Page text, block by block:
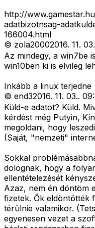
http://
adatbizotnsag-
166004.html
© zola20002016. 11. 03.
Az mindegy, a win7be
win10ben ki is elvileg
Inkább a linux terjedne
© end32016. 11. 03..
Küld-e adatot? Küld.
kérdést még Putyin,
megoldani, hogy
(Saját, "nemzeti"
Sokkal
dolognak, hogy a
ellentételezését
Azaz, nem én döntöm
fizetek. Ők eldöntötték
térülnie valamikor.
egyenesen vezet a